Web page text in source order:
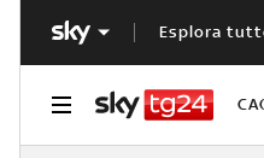
Esplora